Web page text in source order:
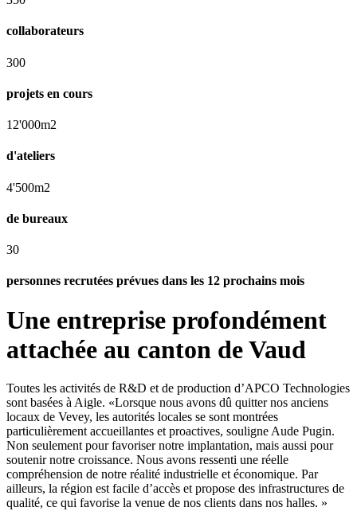
collaborateurs
300
projets en cours
12'000m2
d'ateliers
4'500m2
de bureaux
30
personnes recrutées prévues dans les 12 prochains mois
Une entreprise profondément
attachée au canton de Vaud
Toutes les activités de R&D et de production d’APCO Technologies
sont basées à Aigle. «Lorsque nous avons dû quitter nos anciens
locaux de Vevey, les autorités locales se sont montrées
particulièrement accueillantes et proactives, souligne Aude Pugin.
Non seulement pour favoriser notre implantation, mais aussi pour
soutenir notre croissance. Nous avons ressenti une réelle
compréhension de notre réalité industrielle et économique. Par
ailleurs, la région est facile d’accès et propose des infrastructures de
qualité, ce qui favorise la venue de nos clients dans nos halles. »